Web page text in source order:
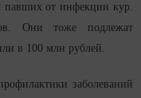
павших от инфекции кур.
Они тоже подлежат
в 100 млн рублей.
заболеваний